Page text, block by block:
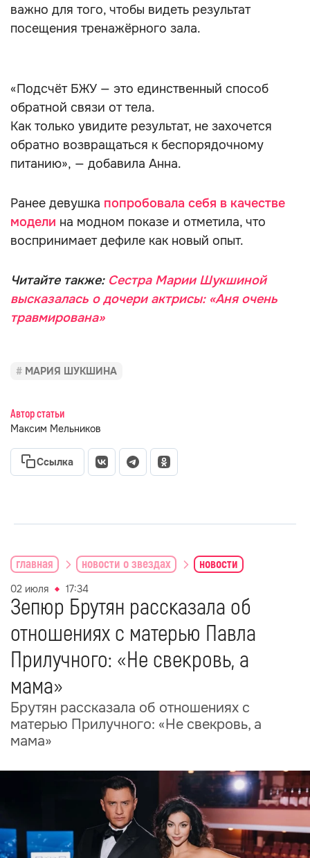
важно для того, чтобы видеть результат
посещения тренажёрного зала.
«Подсчёт БЖУ — это единственный способ
обратной связи от тела.
Как только увидите результат, не захочется
обратно возвращаться к беспорядочному
питанию», — добавила Анна.
Ранее девушка попробовала себя в качестве
модели на модном показе и отметила, что
воспринимает дефиле как новый опыт.
Читайте также: Сестра Марии Шукшиной
высказалась о дочери актрисы: «Аня очень
травмирована»
МАРИЯ ШУКШИНА
Автор статьи
Максим Мельников
Ссылка
главная новости о звездах новости
02 июля 17:34
Зепюр Брутян рассказала об
отношениях с матерью Павла
Прилучного: «Не свекровь, а
мама»
Брутян рассказала об отношениях с
матерью Прилучного: «Не свекровь, а
мама»